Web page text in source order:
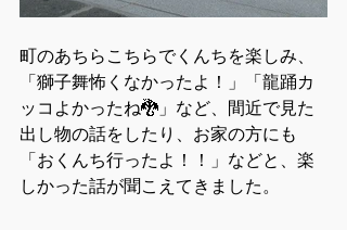
町のあちらこちらでくんちを楽しみ、
「獅子舞怖くなかったよ！」「龍踊カ
ッコよかったね🐉」など、間近で見た
出し物の話をしたり、お家の方にも
「おくんち行ったよ！！」などと、楽
しかった話が聞こえてきました。